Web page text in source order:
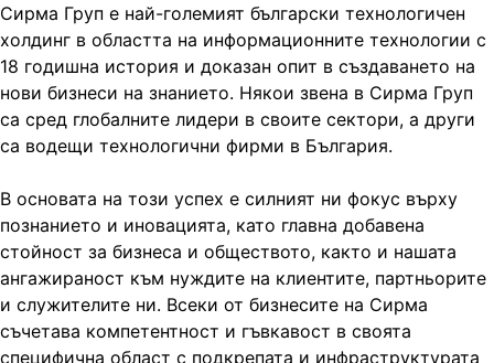
Сирма Груп е най-големият български технологичен
холдинг в областта на информационните технологии с
18 годишна история и доказан опит в създаването на
нови бизнеси на знанието. Някои звена в Сирма Груп
са сред глобалните лидери в своите сектори, а други
са водещи технологични фирми в България.
В основата на този успех е силният ни фокус върху
познанието и иновацията, като главна добавена
стойност за бизнеса и обществото, както и нашата
ангажираност към нуждите на клиентите, партньорите
и служителите ни. Всеки от бизнесите на Сирма
съчетава компетентност и гъвкавост в своята
специфична област с подкрепата и инфраструктурата